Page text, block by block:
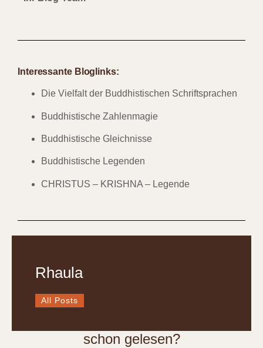
Interessante Bloglinks:
Die Vielfalt der Buddhistischen Schriftsprachen
Buddhistische Zahlenmagie
Buddhistische Gleichnisse
Buddhistische Legenden
CHRISTUS – KRISHNA – Legende
Rhaula
All Posts
schon gelesen?